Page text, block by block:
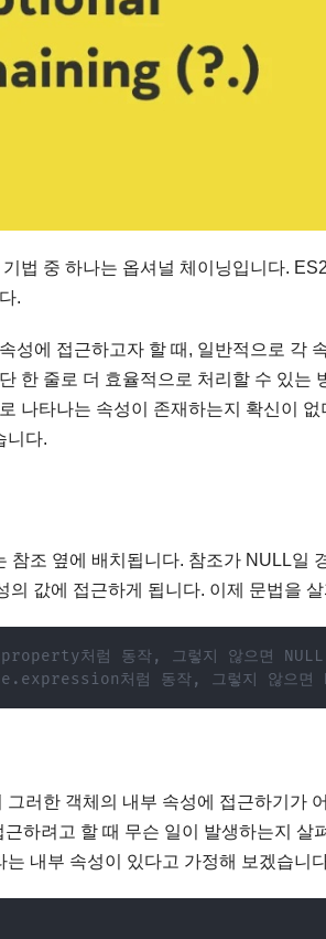
법 중 하나는 옵셔널 체이닝입니다.
.
성에 접근하고자 할 때, 일반적으로 각
한 줄로 더 효율적으로 처리할 수 있는
나타나는 속성이 존재하는지 확신이 없
니다.
참조 옆에 배치됩니다. 참조가 NULL일
값에 접근하게 됩니다. 이제 문법을
처럼 동작, 그렇지 않으면 NULL
처럼 동작, 그렇지 않으면
러한 객체의 내부 속성에 접근하기가
하려고 할 때 무슨 일이 발생하는지 살
내부 속성이 있다고 가정해 보겠습니